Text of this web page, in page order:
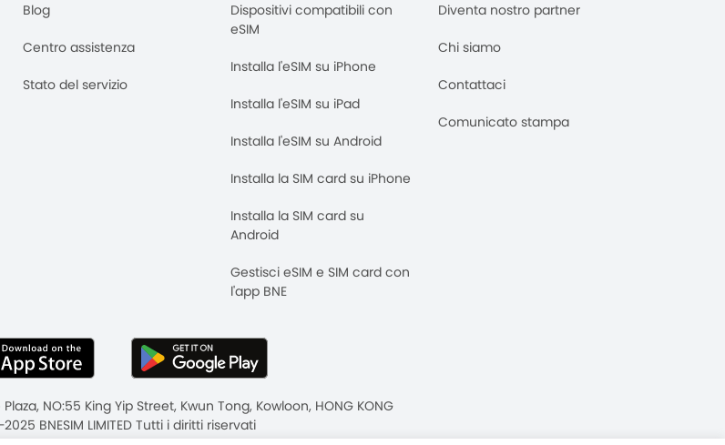
Blog
Centro assistenza
Stato del servizio
Dispositivi compatibili con
eSIM
Installa l'eSIM su iPhone
Installa l'eSIM su iPad
Installa l'eSIM su Android
Installa la SIM card su iPhone
Installa la SIM card su
Android
Gestisci eSIM e SIM card con
l'app BNE
Diventa nostro partner
Chi siamo
Contattaci
Comunicato stampa
NO:55 King Yip Street, Kwun Tong, Kowloon, HONG KONG
BNESIM LIMITED Tutti i diritti riservati